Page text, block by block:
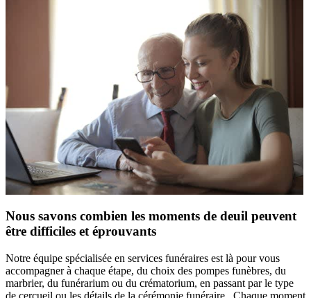
Nous savons combien les moments de deuil peuvent
être difficiles et éprouvants
Notre équipe spécialisée en services funéraires est là pour vous
accompagner à chaque étape, du choix des pompes funèbres, du
marbrier, du funérarium ou du crématorium, en passant par le type
de cercueil ou les détails de la cérémonie funéraire . Chaque moment